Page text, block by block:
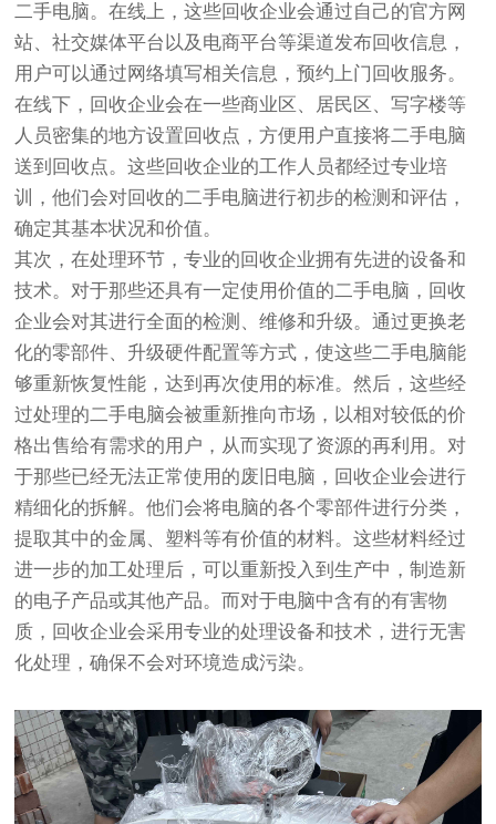
二手电脑。在线上，这些回收企业会通过自己的官方网
站、社交媒体平台以及电商平台等渠道发布回收信息，
用户可以通过网络填写相关信息，预约上门回收服务。
在线下，回收企业会在一些商业区、居民区、写字楼等
人员密集的地方设置回收点，方便用户直接将二手电脑
送到回收点。这些回收企业的工作人员都经过专业培
训，他们会对回收的二手电脑进行初步的检测和评估，
确定其基本状况和价值。
其次，在处理环节，专业的回收企业拥有先进的设备和
技术。对于那些还具有一定使用价值的二手电脑，回收
企业会对其进行全面的检测、维修和升级。通过更换老
化的零部件、升级硬件配置等方式，使这些二手电脑能
够重新恢复性能，达到再次使用的标准。然后，这些经
过处理的二手电脑会被重新推向市场，以相对较低的价
格出售给有需求的用户，从而实现了资源的再利用。对
于那些已经无法正常使用的废旧电脑，回收企业会进行
精细化的拆解。他们会将电脑的各个零部件进行分类，
提取其中的金属、塑料等有价值的材料。这些材料经过
进一步的加工处理后，可以重新投入到生产中，制造新
的电子产品或其他产品。而对于电脑中含有的有害物
质，回收企业会采用专业的处理设备和技术，进行无害
化处理，确保不会对环境造成污染。